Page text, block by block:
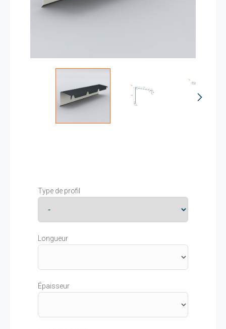
Type de profil
Longueur
Épaisseur